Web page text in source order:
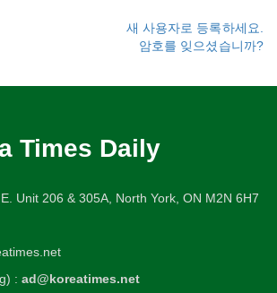
새 사용자로 등록하세요.
암호를 잊으셨습니까?
Times Daily
Unit 206 & 305A, North York, ON M2N 6H7
: ad@koreatimes.net